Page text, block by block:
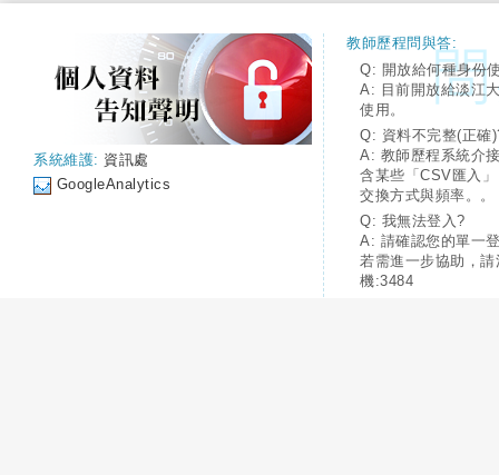
系統維護: 資訊處
GoogleAnalytics
教師歷程問與答:
Q: 開放給何種身份
A: 目前開放給淡江
使用。
Q: 資料不完整(正確
A: 教師歷程系統介
含某些「CSV匯入
交換方式與頻率。。
Q: 我無法登入?
A: 請確認您的單一
若需進一步協助，
機:3484